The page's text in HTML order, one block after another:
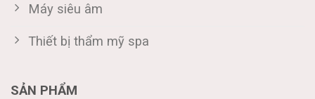
Máy siêu âm
Thiết bị thẩm mỹ spa
SẢN PHẨM